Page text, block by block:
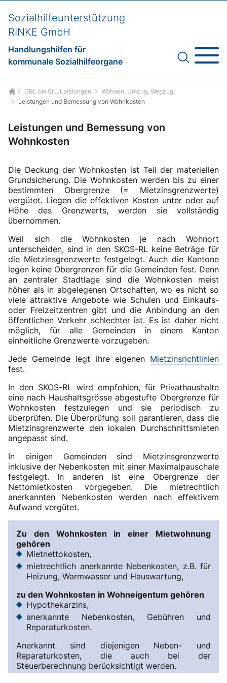
Sozialhilfeunterstützung
RINKE GmbH
Handlungshilfen für
kommunale Sozialhilfeorgane
Startseite
GBL bis SIL, Leistungen
Wohnen, Umzug, Wegzug
Leistungen und Bemessung von Wohnkosten
Leistungen und Bemessung von
Wohnkosten
Die Deckung der Wohnkosten ist Teil der materiellen
Grundsicherung. Die Wohnkosten werden bis zu einer
bestimmten Obergrenze (= Mietzinsgrenzwerte)
vergütet. Liegen die effektiven Kosten unter oder auf
Höhe des Grenzwerts, werden sie vollständig
übernommen.
Weil sich die Wohnkosten je nach Wohnort
unterscheiden, sind in den SKOS-RL keine Beträge für
die Mietzinsgrenzwerte festgelegt. Auch die Kantone
legen keine Obergrenzen für die Gemeinden fest. Denn
an zentraler Stadtlage sind die Wohnkosten meist
höher als in abgelegenen Ortschaften, wo es nicht so
viele attraktive Angebote wie Schulen und Einkaufs-
oder Freizeitzentren gibt und die Anbindung an den
öffentlichen Verkehr schlechter ist. Es ist daher nicht
möglich, für alle Gemeinden in einem Kanton
einheitliche Grenzwerte vorzugeben.
Jede Gemeinde legt ihre eigenen Mietzinsrichtlinien
fest.
In den SKOS-RL wird empfohlen, für Privathaushalte
eine nach Haushaltsgrösse abgestufte Obergrenze für
Wohnkosten festzulegen und sie periodisch zu
überprüfen. Die Überprüfung soll garantieren, dass die
Mietzinsgrenzwerte den lokalen Durchschnittsmieten
angepasst sind.
In einigen Gemeinden sind Mietzinsgrenzwerte
inklusive der Nebenkosten mit einer Maximalpauschale
festgelegt. In anderen ist eine Obergrenze der
Nettomietkosten vorgegeben. Die mietrechtlich
anerkannten Nebenkosten werden nach effektivem
Aufwand vergütet.
Zu den Wohnkosten in einer Mietwohnung
gehören
Mietnettokosten,
mietrechtlich anerkannte Nebenkosten, z.B. für
Heizung, Warmwasser und Hauswartung,
zu den Wohnkosten in Wohneigentum gehören
Hypothekarzins,
anerkannte Nebenkosten, Gebühren und
Reparaturkosten.
Anerkannt sind diejenigen Neben- und
Reparaturkosten, die auch bei der
Steuerberechnung berücksichtigt werden.